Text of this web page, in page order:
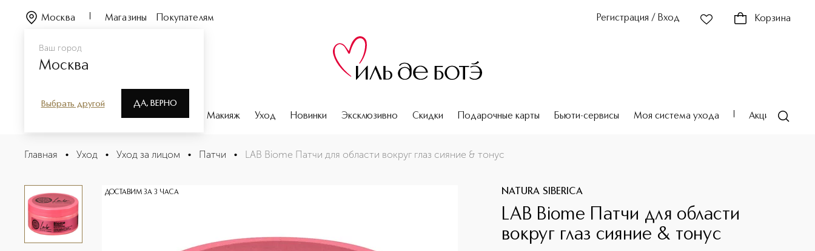
Ваш город
Москва
Выбрать другой ДА, ВЕРНО
Москва Магазины Покупателям Регистрация / Вход Корзина
Парфюмерия Макияж Уход Новинки Эксклюзивно Скидки Подарочные карты Бьюти-сервисы Моя система ухода Акции
LAB Biome Патчи для области вокруг глаз сияние & тонус
Описание
Главная • Уход • Уход за лицом • Патчи • LAB Biome Патчи для области вокруг глаз сияние & тонус
ДОСТАВИМ ЗА 3 ЧАСА NATURA SIBERICA
LAB Biome Патчи для области
вокруг глаз сияние & тонус